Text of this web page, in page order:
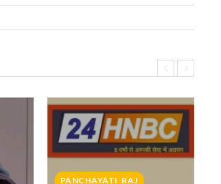
PANCHAYATI_RAJ